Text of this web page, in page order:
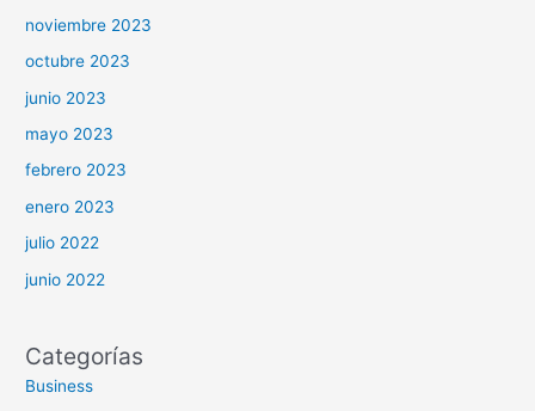
noviembre 2023
octubre 2023
junio 2023
mayo 2023
febrero 2023
enero 2023
julio 2022
junio 2022
Categorías
Business